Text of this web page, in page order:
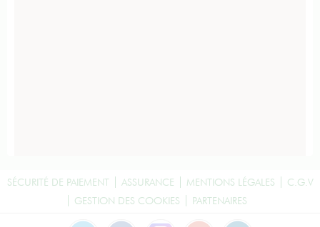
SÉCURITÉ DE PAIEMENT ASSURANCE MENTIONS LÉGALES
C.G.V
GESTION DES COOKIES
PARTENAIRES